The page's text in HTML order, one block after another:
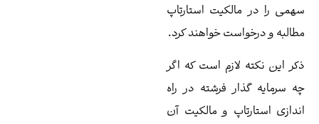
را در مالکیت استارتاپ
و درخواست خواهند کرد.
این نکته لازم است که اگر
سرمایه گذار فرشته در راه
استارتاپ و مالکیت آن